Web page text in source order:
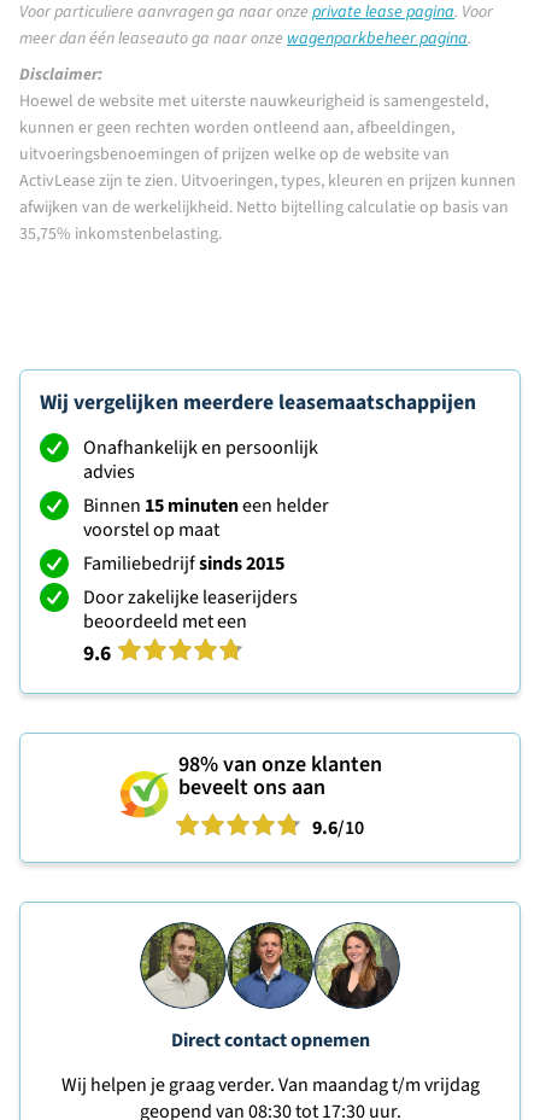
Voor particuliere aanvragen ga naar onzeprivate lease pagina. Voor
meer dan één leaseauto ga naar onzewagenparkbeheer pagina.
Disclaimer:
Hoewel de website met uiterste nauwkeurigheid is samengesteld,
kunnen er geen rechten worden ontleend aan, afbeeldingen,
uitvoeringsbenoemingen of prijzen welke op de website van
ActivLease zijn te zien. Uitvoeringen, types, kleuren en prijzen kunnen
afwijken van de werkelijkheid. Netto bijtelling calculatie op basis van
35,75% inkomstenbelasting.
Wij vergelijken meerdere leasemaatschappijen
Onafhankelijk en persoonlijk
advies
Binnen 15 minuteneen helder
voorstel op maat
Familiebedrijfsinds 2015
Door zakelijke leaserijders
beoordeeld met een
9.6
98%van onze klanten
beveelt ons aan
9.6/10
Direct contact opnemen
Wij helpen je graag verder. Van maandag t/m vrijdag
geopend van 08:30 tot 17:30 uur.